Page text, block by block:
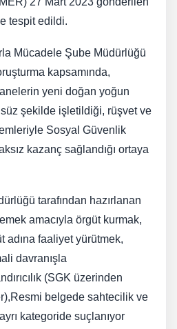
tespit edildi.
Mücadele Şube Müdürlüğü
kapsamında,
yeni doğan yoğun
şekilde işletildiği, rüşvet ve
Sosyal Güvenlik
kazanç sağlandığı ortaya
tarafından hazırlanan
amacıyla örgüt kurmak,
adına faaliyet yürütmek,
davranışla
(SGK üzerinden
belgede sahtecilik ve
kategoride suçlanıyor